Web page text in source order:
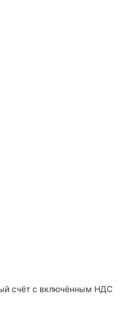
счёт с включённым НДС